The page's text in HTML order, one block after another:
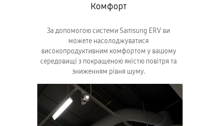
Комфорт
За допомогою системи Samsung ERV ви
можете насолоджуватися
високопродуктивним комфортом у вашому
середовищі з покращеною якістю повітря та
зниженням рівня шуму.